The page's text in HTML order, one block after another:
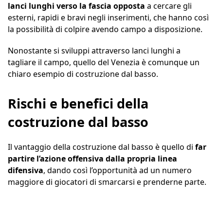
lanci lunghi verso la fascia opposta a cercare gli
esterni, rapidi e bravi negli inserimenti, che hanno così
la possibilità di colpire avendo campo a disposizione.
Nonostante si sviluppi attraverso lanci lunghi a
tagliare il campo, quello del Venezia è comunque un
chiaro esempio di costruzione dal basso.
Rischi e benefici della
costruzione dal basso
Il vantaggio della costruzione dal basso è quello di far
partire l’azione offensiva dalla propria linea
difensiva, dando così l’opportunità ad un numero
maggiore di giocatori di smarcarsi e prenderne parte.